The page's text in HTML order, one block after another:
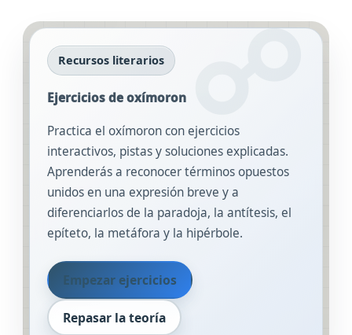
DE
Recursos literarios
Ejercicios de oxímoron
Practica el oxímoron con ejercicios
interactivos, pistas y soluciones explicadas.
Aprenderás a reconocer términos opuestos
unidos en una expresión breve y a
diferenciarlos de la paradoja, la antítesis, el
epíteto, la metáfora y la hipérbole.
Empezar ejercicios
Repasar la teoría